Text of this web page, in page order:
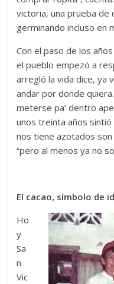
victoria, una prueba de
germinando incluso en
Con el paso de los
el pueblo empezó a
arregló la vida dice, ya
andar por donde
meterse pa’ dentro
unos treinta años sintió
nos tiene azotados
“pero al menos ya no
El cacao, símbolo de
Ho
y
Sa
n
Vic